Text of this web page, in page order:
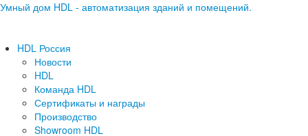
Умный дом HDL - автоматизация зданий и помещений.
HDL Россия
Новости
HDL
Команда HDL
Сертификаты и награды
Производство
Showroom HDL